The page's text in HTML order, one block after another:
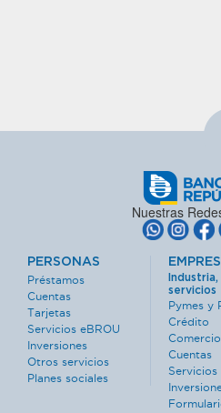
Nuestras
PERSONAS
Préstamos
Cuentas
Tarjetas
Servicios eBROU
Inversiones
Otros servicios
Planes sociales
servicios
Pymes y
Crédito
Cuentas
Servicios